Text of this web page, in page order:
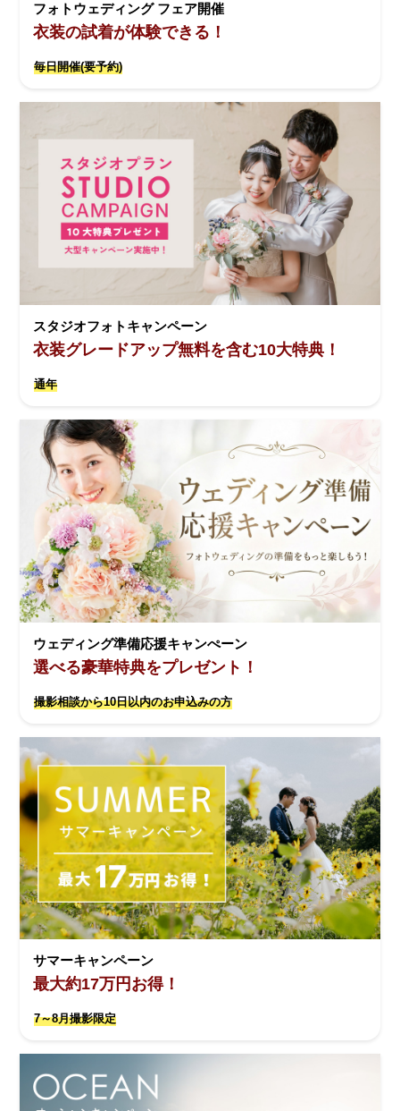
フォトウェディング フェア開催
衣装の試着が体験できる！
毎日開催(要予約)
スタジオフォトキャンペーン
衣装グレードアップ無料を含む10大特典！
通年
ウェディング準備応援キャンぺーン
選べる豪華特典をプレゼント！
撮影相談から10日以内のお申込みの方
サマーキャンペーン
最大約17万円お得！
7～8月撮影限定